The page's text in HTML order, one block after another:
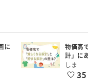
に
物価高
計」に
しま
35